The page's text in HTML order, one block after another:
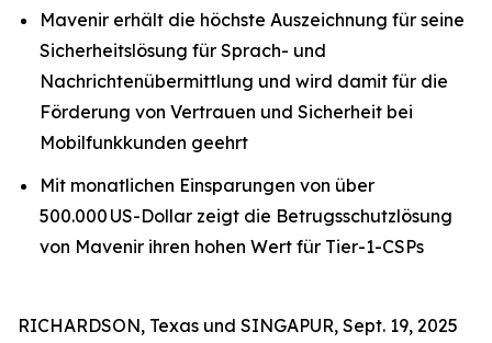
Mavenir erhält die höchste Auszeichnung für seine
Sicherheitslösung für Sprach- und
Nachrichtenübermittlung und wird damit für die
Förderung von Vertrauen und Sicherheit bei
Mobilfunkkunden geehrt
Mit monatlichen Einsparungen von über
500.000 US-Dollar zeigt die Betrugsschutzlösung
von Mavenir ihren hohen Wert für Tier-1-CSPs
RICHARDSON, Texas und SINGAPUR, Sept. 19, 2025